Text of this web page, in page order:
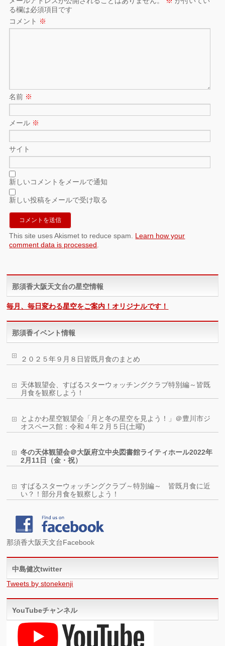
る欄は必須項目です
コメント ※
名前 ※
メール ※
サイト
新しいコメントをメールで通知
新しい投稿をメールで受け取る
This site uses Akismet to reduce spam. Learn how your
comment data is processed
那須香大阪天文台の星空情報
毎月、毎日変わる星空をご案内！オリジナルです！
那須香イベント情報
２０２５年９月８日皆既月食のまとめ
天体観望会、すばるスターウォッチングクラブ特別編～皆既
月食を観察しよう！
とよかわ星空観望会「月と冬の星空を見よう！」＠豊川市ジ
オスペース館：令和４年２月５日(土曜)
冬の天体観望会＠大阪府立中央図書館ライティホール2022年
2月11日（金・祝）
すばるスターウォッチングクラブ～特別編～ 皆既月食に近
い？！部分月食を観察しよう！
那須香大阪天文台Facebook
中島健次twitter
Tweets by stonekenji
YouTubeチャンネル